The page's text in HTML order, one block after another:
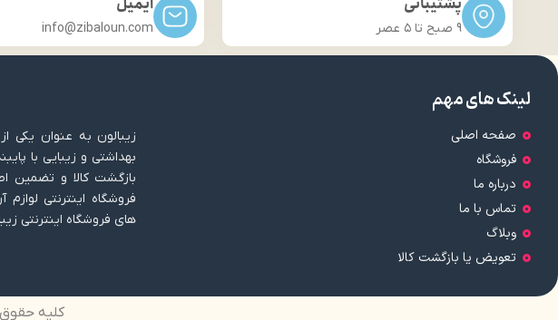
9 صبح تا ۵ عصر info@zibaloun.com
لینک های مهم
صفحه اصلی
فروشگاه
درباره ما
تماس با ما
وبلاگ
تعویض یا بازگشت کالا
زیبالون به عنوان یکی
بازگشت کالا و تضمین
فروشگاه اینترنتی
های فروشگاه اینترنتی
کلیه